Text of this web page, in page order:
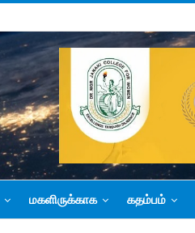
மகளிருக்காக கதம்பம்